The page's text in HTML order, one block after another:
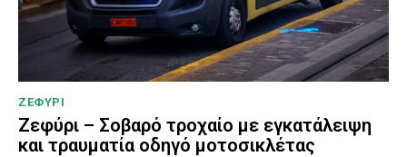
ΖΕΦΥΡΙ
Ζεφύρι – Σοβαρό τροχαίο με εγκατάλειψη
και τραυματία οδηγό μοτοσικλέτας